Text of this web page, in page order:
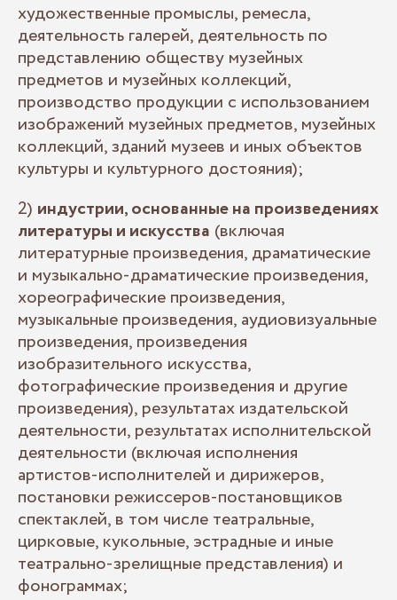
художественные промыслы, ремесла,
деятельность галерей, деятельность по
представлению обществу музейных
предметов и музейных коллекций,
производство продукции с использованием
изображений музейных предметов, музейных
коллекций, зданий музеев и иных объектов
культуры и культурного достояния);
2) индустрии, основанные на произведениях
литературы и искусства (включая
литературные произведения, драматические
и музыкально-драматические произведения,
хореографические произведения,
музыкальные произведения, аудиовизуальные
произведения, произведения
изобразительного искусства,
фотографические произведения и другие
произведения), результатах издательской
деятельности, результатах исполнительской
деятельности (включая исполнения
артистов-исполнителей и дирижеров,
постановки режиссеров-постановщиков
спектаклей, в том числе театральные,
цирковые, кукольные, эстрадные и иные
театрально-зрелищные представления) и
фонограммах;